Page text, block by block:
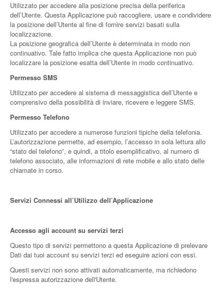
Utilizzato per accedere alla posizione precisa della periferica
dell’Utente. Questa Applicazione può raccogliere, usare e condividere
la posizione dell’Utente al fine di fornire servizi basati sulla
localizzazione.
La posizione geografica dell’Utente è determinata in modo non
continuativo. Tale fatto implica che questa Applicazione non può
localizzare la posizione esatta dell’Utente in modo continuativo.
Permesso SMS
Utilizzato per accedere al sistema di messaggistica dell’Utente e
comprensivo della possibilità di inviare, ricevere e leggere SMS.
Permesso Telefono
Utilizzato per accedere a numerose funzioni tipiche della telefonia.
L’autorizzazione permette, ad esempio, l’accesso in sola lettura allo
“stato del telefono”, e quindi, a titolo esemplificativo, al numero di
telefono associato, alle informazioni di rete mobile e allo stato delle
chiamate in corso.
Servizi Connessi all’Utilizzo dell’Applicazione
Accesso agli account su servizi terzi
Questo tipo di servizi permettono a questa Applicazione di prelevare
Dati dai tuoi account su servizi terzi ed eseguire azioni con essi.
Questi servizi non sono attivati automaticamente, ma richiedono
l'espressa autorizzazione dell'Utente.